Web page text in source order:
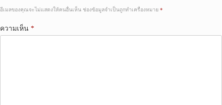
อีเมลของคุณจะไม่แสดงให้คนอื่นเห็น ช่องข้อมูลจำเป็นถูกทำเครื่องหมาย *
ความเห็น *